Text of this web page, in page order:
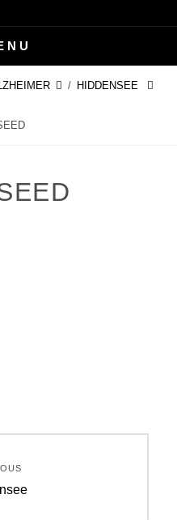
/ HIDDENSEE